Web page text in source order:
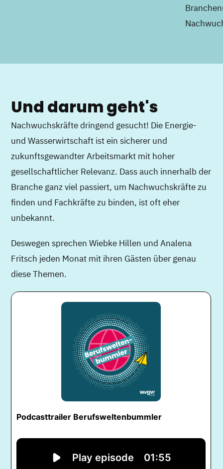
Und darum geht's
Nachwuchskräfte dringend gesucht! Die Energie-
und Wasserwirtschaft ist ein sicherer und
zukunftsgewandter Arbeitsmarkt mit hoher
gesellschaftlicher Relevanz. Dass auch innerhalb der
Branche ganz viel passiert, um Nachwuchskräfte zu
finden und Fachkräfte zu binden, ist oft eher
unbekannt.
Deswegen sprechen Wiebke Hillen und Analena
Fritsch jeden Monat mit ihren Gästen über genau
diese Themen.